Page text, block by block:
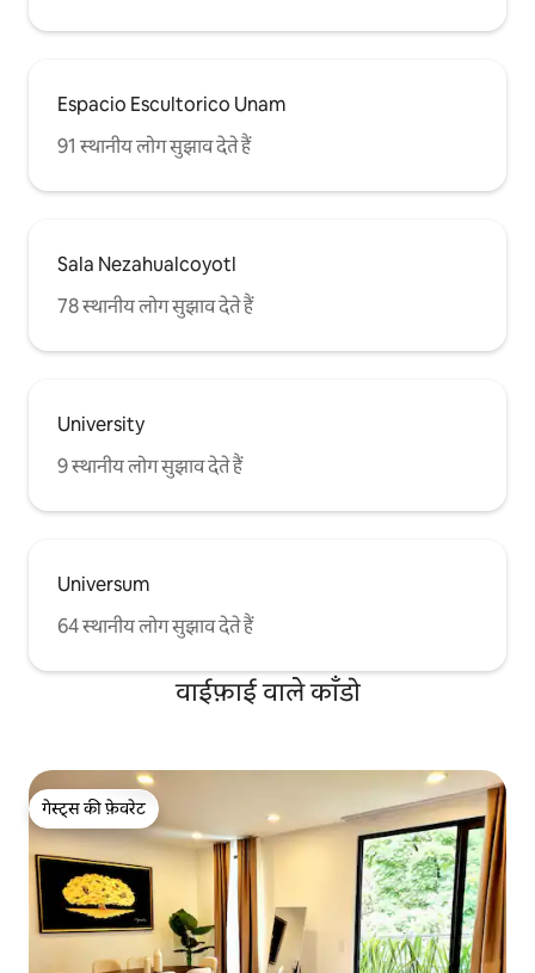
Espacio Escultorico Unam
91 स्थानीय लोग सुझाव देते हैं
Sala Nezahualcoyotl
78 स्थानीय लोग सुझाव देते हैं
University
9 स्थानीय लोग सुझाव देते हैं
Universum
64 स्थानीय लोग सुझाव देते हैं
वाईफ़ाई वाले काँडो
गेस्ट्स की फ़ेवरेट
गेस्ट्स की फ़ेवरेट